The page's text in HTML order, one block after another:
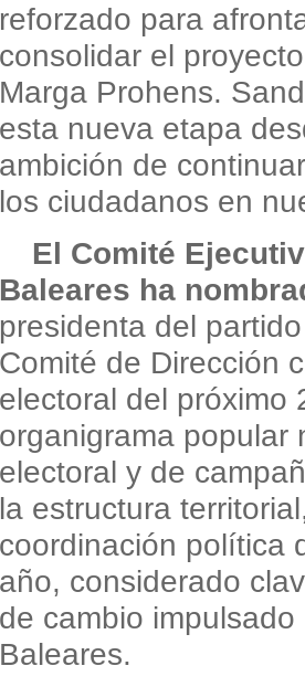
reforzado para
consolidar el
Marga Prohens.
esta nueva etapa
ambición de
los ciudadanos en
El Comité
Baleares ha
presidenta del
Comité de Dirección
electoral del próximo
organigrama popular
electoral y de
la estructura
coordinación política
año, considerado
de cambio
Baleares.